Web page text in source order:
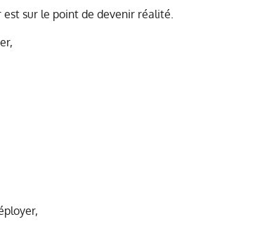
sur le point de devenir réalité.